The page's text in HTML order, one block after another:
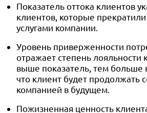
Показатель оттока клиентов
клиентов, которые прекратили
услугами компании.
Уровень приверженности
отражает степень лояльности
выше показатель, тем больше
что клиент будет продолжать
компанией в будущем.
Пожизненная ценность